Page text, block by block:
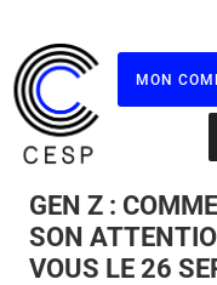
MON
GEN Z :
SON
VOUS LE 26